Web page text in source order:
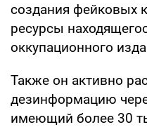
создания фейковых
ресурсы
оккупационного
Также он активно
дезинформацию
имеющий более 30